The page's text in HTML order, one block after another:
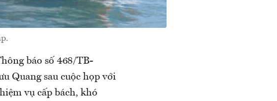
báo số 468/TB-
Quang sau cuộc họp với
vụ cấp bách, khó